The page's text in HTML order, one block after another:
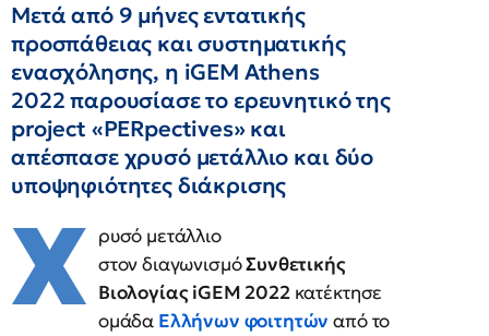
Μετά από 9 μήνες εντατικής
προσπάθειας και συστηματικής
ενασχόλησης, η iGEM Athens
2022 παρουσίασε το ερευνητικό της
project «PERpectives» και
απέσπασε χρυσό μετάλλιο και δύο
υποψηφιότητες διάκρισης
Χ ρυσό μετάλλιο
στον διαγωνισμόΣυνθετικής
ΒιολογίαςiGEM 2022κατέκτησε
ομάδα Ελλήνων φοιτητώναπό το